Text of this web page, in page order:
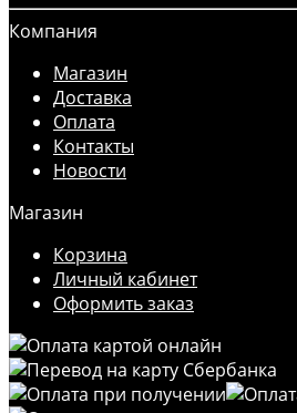
Компания
Магазин
Доставка
Оплата
Контакты
Новости
Магазин
Корзина
Личный кабинет
Оформить заказ